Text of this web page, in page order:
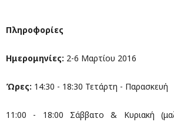
Πληροφορίες
Ημερομηνίες: 2-6 Μαρτίου 2016
Ώρες: 14:30 - 18:30 Τετάρτη - Παρασκευή
11:00 - 18:00 Σάββατο & Κυριακή